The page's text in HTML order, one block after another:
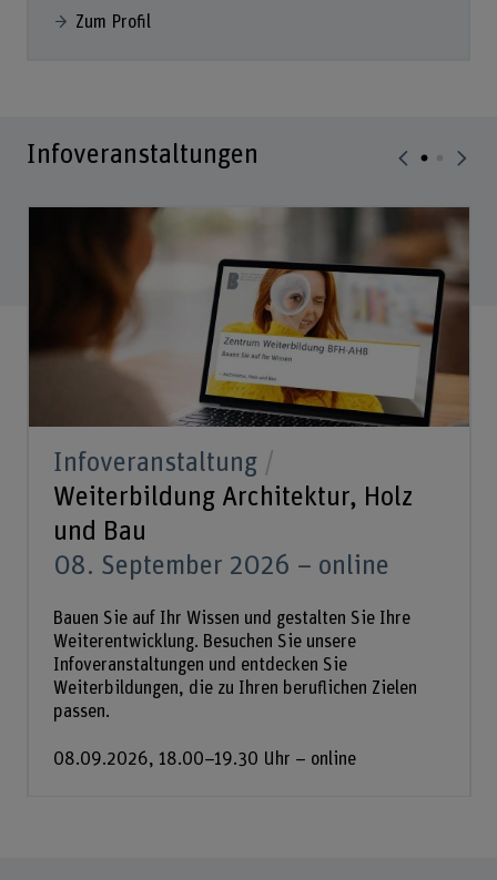
Zum Profil
Infoveranstaltungen
Infoveranstaltung
Weiterbildung Architektur, Holz
und Bau
08. September 2026 – online
Bauen Sie auf Ihr Wissen und gestalten Sie Ihre
Weiterentwicklung. Besuchen Sie unsere
Infoveranstaltungen und entdecken Sie
Weiterbildungen, die zu Ihren beruflichen Zielen
passen.
08.09.2026, 18.00–19.30 Uhr – online